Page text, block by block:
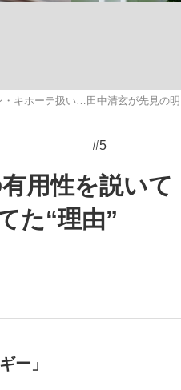
キホーテ扱い…田中清玄が先見の明
#5
用性を説いて
た“理由”
ー」